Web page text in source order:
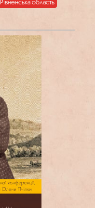
Рівненська область